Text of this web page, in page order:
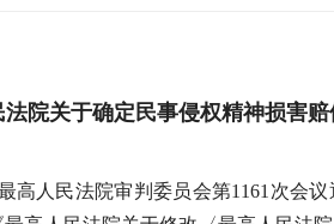
院关于确定民事侵权精神损害赔
最高人民法院审判委员会第1161次会